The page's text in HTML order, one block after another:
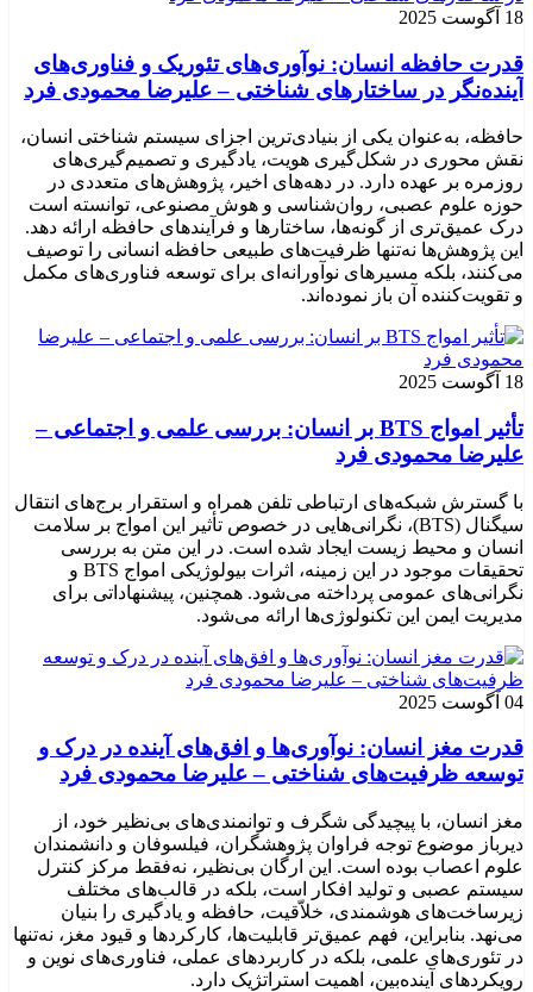
18 آگوست 2025
قدرت حافظه انسان: نوآوری‌های تئوریک و فناوری‌های
آینده‌نگر در ساختارهای شناختی – علیرضا محمودی فرد
حافظه، به‌عنوان یکی از بنیادی‌ترین اجزای سیستم شناختی انسان،
نقش محوری در شکل‌گیری هویت، یادگیری و تصمیم‌گیری‌های
روزمره بر عهده دارد. در دهه‌های اخیر، پژوهش‌های متعددی در
حوزه علوم عصبی، روان‌شناسی و هوش مصنوعی، توانسته‌ است
درک عمیق‌تری از گونه‌ها، ساختارها و فرآیندهای حافظه ارائه دهد.
این پژوهش‌ها نه‌تنها ظرفیت‌های طبیعی حافظه انسانی را توصیف
می‌کنند، بلکه مسیرهای نوآورانه‌ای برای توسعه فناوری‌های مکمل
و تقویت‌کننده آن باز نموده‌اند.
18 آگوست 2025
تأثیر امواج BTS بر انسان: بررسی علمی و اجتماعی –
علیرضا محمودی فرد
با گسترش شبکه‌های ارتباطی تلفن همراه و استقرار برج‌های انتقال
سیگنال (BTS)، نگرانی‌هایی در خصوص تأثیر این امواج بر سلامت
انسان و محیط زیست ایجاد شده است. در این متن به بررسی
تحقیقات موجود در این زمینه، اثرات بیولوژیکی امواج BTS و
نگرانی‌های عمومی پرداخته می‌شود. همچنین، پیشنهاداتی برای
مدیریت ایمن این تکنولوژی‌ها ارائه می‌شود.
04 آگوست 2025
قدرت مغز انسان: نوآوری‌ها و افق‌های آینده در درک و
توسعه ظرفیت‌های شناختی – علیرضا محمودی فرد
مغز انسان، با پیچیدگی شگرف و توانمندی‌های بی‌نظیر خود، از
دیرباز موضوع توجه فراوان پژوهشگران، فیلسوفان و دانشمندان
علوم اعصاب بوده است. این ارگان بی‌نظیر، نه‌فقط مرکز کنترل
سیستم عصبی و تولید افکار است، بلکه در قالب‌های مختلف
زیرساخت‌های هوشمندی، خلاّقیت، حافظه و یادگیری را بنیان
می‌نهد. بنابراین، فهم عمیق‌تر قابلیت‌ها، کارکردها و قیود مغز، نه‌تنها
در تئوری‌های علمی، بلکه در کاربردهای عملی، فناوری‌های نوین و
رویکردهای آینده‌بین، اهمیت استراتژیک دارد.